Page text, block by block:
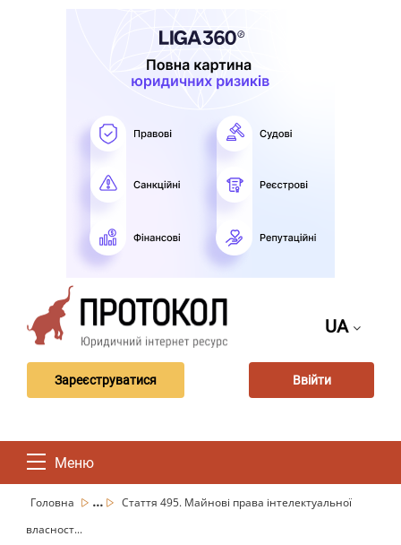
UA
Зареєструватися Ввійти
Меню
Головна ...
Стаття 495. Майнові права інтелектуальної
власност...